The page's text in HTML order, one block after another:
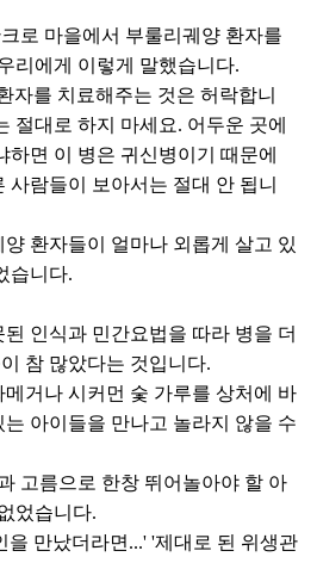
로 마을에서 부룰리궤양 환자를
리에게 이렇게 말했습니다.
자를 치료해주는 것은 허락합니
절대로 하지 마세요. 어두운 곳에
하면 이 병은 귀신병이기 때문에
사람들이 보아서는 절대 안 됩니
환자들이 얼마나 외롭게 살고 있
습니다.
인식과 민간요법을 따라 병을 더
참 많았다는 것입니다.
거나 시커먼 숯 가루를 상처에 바
아이들을 만나고 놀라지 않을 수
고름으로 한창 뛰어놀아야 할 아
었습니다.
을 만났더라면...' '제대로 된 위생관